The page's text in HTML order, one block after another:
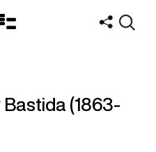
(1863-